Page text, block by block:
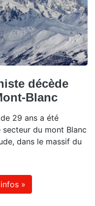
décède
Blanc
29 ans a été
du mont Blanc
dans le massif du
»